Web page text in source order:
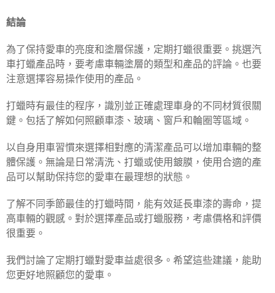
結論
為了保持愛車的亮度和塗層保護，定期打蠟很重要。挑選汽
車打蠟產品時，要考慮車輛塗層的類型和產品的評論。也要
注意選擇容易操作使用的產品。
打蠟時有最佳的程序，識別並正確處理車身的不同材質很關
鍵。包括了解如何照顧車漆、玻璃、窗戶和輪圈等區域。
以自身用車習慣來選擇相對應的清潔產品可以增加車輛的整
體保護。無論是日常清洗、打蠟或使用鍍膜，使用合適的產
品可以幫助保持您的愛車在最理想的狀態。
了解不同季節最佳的打蠟時間，能有效延長車漆的壽命，提
高車輛的觀感。對於選擇產品或打蠟服務，考慮價格和評價
很重要。
我們討論了定期打蠟對愛車益處很多。希望這些建議，能助
您更好地照顧您的愛車。